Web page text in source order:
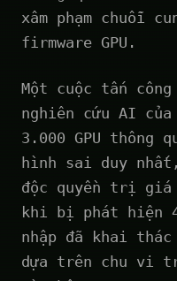
xâm phạm chuỗi
firmware GPU.
Một cuộc tấn
nghiên cứu AI của
3.000 GPU thông
hình sai duy
độc quyền trị giá
khi bị phát hiện
nhập đã khai
dựa trên chu vi